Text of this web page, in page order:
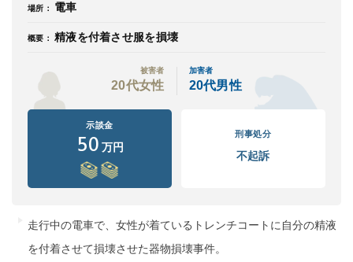
場所： 電車
概要： 精液を付着させ服を損壊
被害者
20代女性
加害者
20代男性
示談金
50 万円
刑事処分
不起訴
走行中の電車で、女性が着ているトレンチコートに自分の精液
を付着させて損壊させた器物損壊事件。